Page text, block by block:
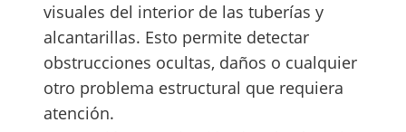
visuales del interior de las tuberías y
alcantarillas. Esto permite detectar
obstrucciones ocultas, daños o cualquier
otro problema estructural que requiera
atención.